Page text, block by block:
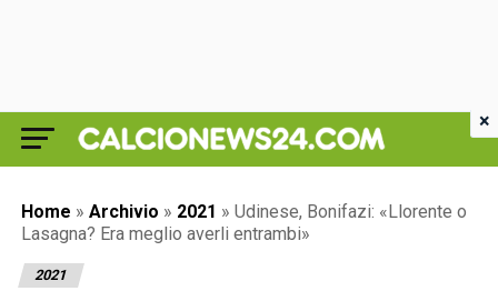
Home » Archivio » 2021 » Udinese, Bonifazi: «Llorente o
Lasagna? Era meglio averli entrambi»
2021
×